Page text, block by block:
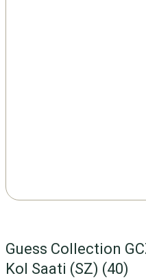
Guess Collection
Kol Saati (SZ) (40)